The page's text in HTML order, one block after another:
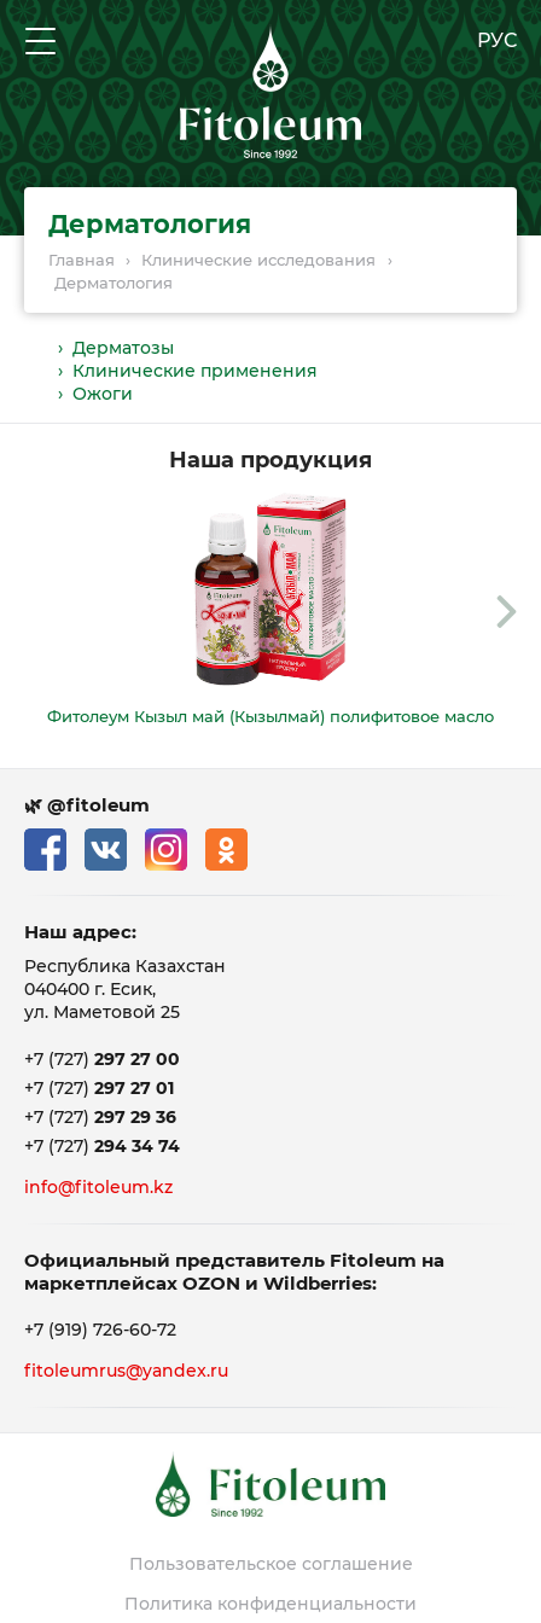
РУС
Главная › Клинические исследования
›
Дерматология
Дерматология
› Дерматозы
› Клинические применения
› Ожоги
Наша продукция
Фитолеум Кызыл май (Кызылмай) полифитовое масло
🌿 @fitoleum
Наш адрес:
Республика Казахстан
040400 г. Есик,
ул. Маметовой 25
+7 (727) 297 27 00
+7 (727) 297 27 01
+7 (727) 297 29 36
+7 (727) 294 34 74
info@fitoleum.kz
Официальный представитель Fitoleum на
маркетплейсах OZON и Wildberries:
+7 (919) 726-60-72
fitoleumrus@yandex.ru
Пользовательское соглашение
Политика конфиденциальности